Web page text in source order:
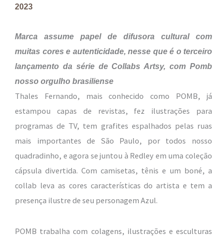
2023
Marca assume papel de difusora cultural com
muitas cores e autenticidade, nesse que é o terceiro
lançamento da série de Collabs Artsy, com Pomb
nosso orgulho brasiliense
Thales Fernando, mais conhecido como POMB, já
estampou capas de revistas, fez ilustrações para
programas de TV, tem grafites espalhados pelas ruas
mais importantes de São Paulo, por todos nosso
quadradinho, e agora se juntou à Redley em uma coleção
cápsula divertida. Com camisetas, tênis e um boné, a
collab leva as cores características do artista e tem a
presença ilustre de seu personagem Azul.
POMB trabalha com colagens, ilustrações e esculturas